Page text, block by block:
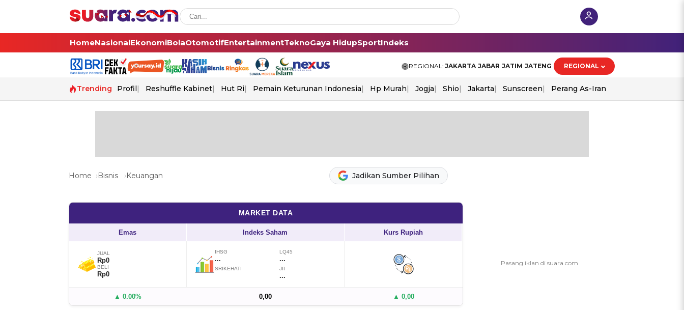
HomeNasionalEkonomiBolaOtomotifEntertainmentTeknoGaya HidupSportIndeks
REGIONAL: JAKARTA JABAR JATIM JATENG REGIONAL
Trending Profil Reshuffle Kabinet Hut Ri Pemain Keturunan Indonesia Hp Murah Jogja Shio Jakarta Sunscreen Perang As-Iran
Home Bisnis Keuangan Jadikan Sumber Pilihan
MARKET DATA
Emas Indeks Saham Kurs Rupiah
JUAL
Rp0
BELI
Rp0
IHSG
...
LQ45
...
SRIKEHATI JII
...
▲ 0.00% 0,00 ▲ 0,00